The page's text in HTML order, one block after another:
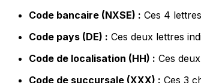
Code bancaire (NXSE) : Ces 4
Code pays (DE) : Ces deux lettres
Code de localisation (HH) : Ces
Code de succursale (XXX) : Ces 3